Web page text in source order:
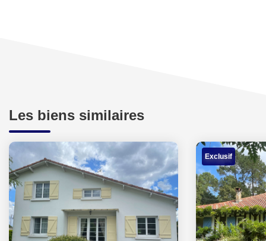
Les biens similaires
Exclusif